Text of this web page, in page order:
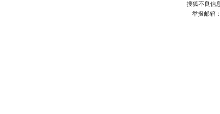
搜狐不良信
举报邮箱